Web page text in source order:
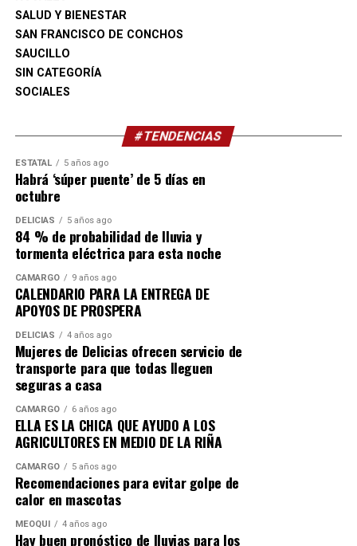
SALUD Y BIENESTAR
SAN FRANCISCO DE CONCHOS
SAUCILLO
SIN CATEGORÍA
SOCIALES
#TENDENCIAS
ESTATAL 5 años ago
Habrá ‘súper puente’ de 5 días en
octubre
DELICIAS 5 años ago
84 % de probabilidad de lluvia y
tormenta eléctrica para esta noche
CAMARGO 9 años ago
CALENDARIO PARA LA ENTREGA DE
APOYOS DE PROSPERA
DELICIAS 4 años ago
Mujeres de Delicias ofrecen servicio de
transporte para que todas lleguen
seguras a casa
CAMARGO 6 años ago
ELLA ES LA CHICA QUE AYUDO A LOS
AGRICULTORES EN MEDIO DE LA RIÑA
CAMARGO 5 años ago
Recomendaciones para evitar golpe de
calor en mascotas
MEOQUI 4 años ago
Hay buen pronóstico de lluvias para los